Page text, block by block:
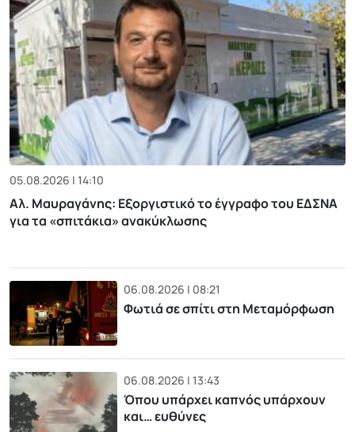
05.08.2026 | 14:10
Αλ. Μαυραγάνης: Εξοργιστικό το έγγραφο του ΕΔΣΝΑ
για τα «σπιτάκια» ανακύκλωσης
06.08.2026 | 08:21
Φωτιά σε σπίτι στη Μεταμόρφωση
06.08.2026 | 13:43
Όπου υπάρχει καπνός υπάρχουν
και… ευθύνες